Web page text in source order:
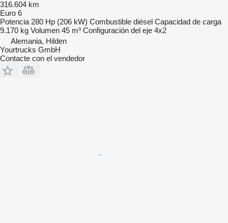
316.604 km
Euro 6
Potencia 280 Hp (206 kW) Combustible diésel Capacidad de carga
9.170 kg Volumen 45 m³ Configuración del eje 4x2
Alemania, Hilden
Yourtrucks GmbH
Contacte con el vendedor